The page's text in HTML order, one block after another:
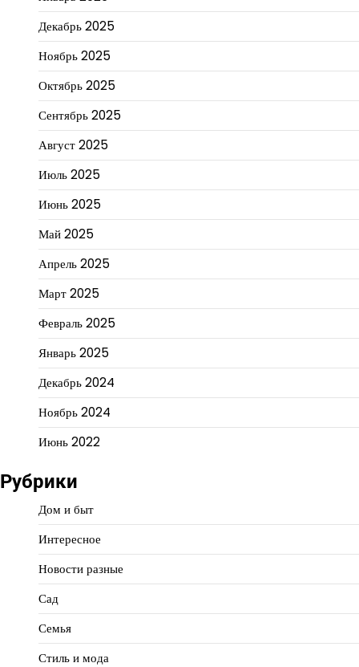
Декабрь 2025
Ноябрь 2025
Октябрь 2025
Сентябрь 2025
Август 2025
Июль 2025
Июнь 2025
Май 2025
Апрель 2025
Март 2025
Февраль 2025
Январь 2025
Декабрь 2024
Ноябрь 2024
Июнь 2022
Рубрики
Дом и быт
Интересное
Новости разные
Сад
Семья
Стиль и мода